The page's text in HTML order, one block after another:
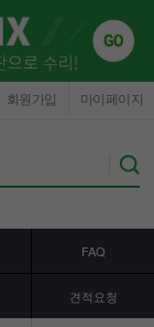
마이페이지
회원가입
FAQ
견적요청